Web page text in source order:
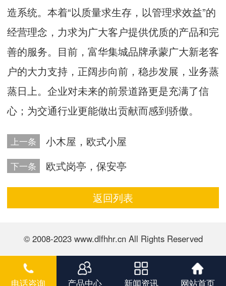
造系统。本着“以质量求生存，以管理求效益”的
经营理念，力求为广大客户提供优质的产品和完
善的服务。目前，富华集城品牌承蒙广大新老客
户的大力支持，正阔步向前，稳步发展，业务蒸
蒸日上。企业对未来的前景道路更是充满了信
心；为交通行业更能做出贡献而感到骄傲。
上一条 小木屋，欧式小屋
下一条 欧式岗亭，保安亭
返回列表
© 2008-2023 www.dlfhhr.cn All Rights Reserved
电话咨询 产品中心 新闻资讯 网站首页